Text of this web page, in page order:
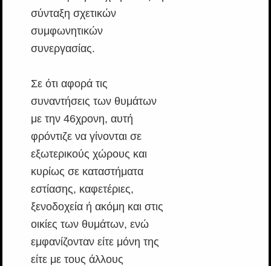
σύνταξη σχετικών
συμφωνητικών
συνεργασίας.
Σε ότι αφορά τις
συναντήσεις των θυμάτων
με την 46χρονη, αυτή
φρόντιζε να γίνονται σε
εξωτερικούς χώρους και
κυρίως σε καταστήματα
εστίασης, καφετέριες,
ξενοδοχεία ή ακόμη και στις
οικίες των θυμάτων, ενώ
εμφανίζονταν είτε μόνη της
είτε με τους άλλους